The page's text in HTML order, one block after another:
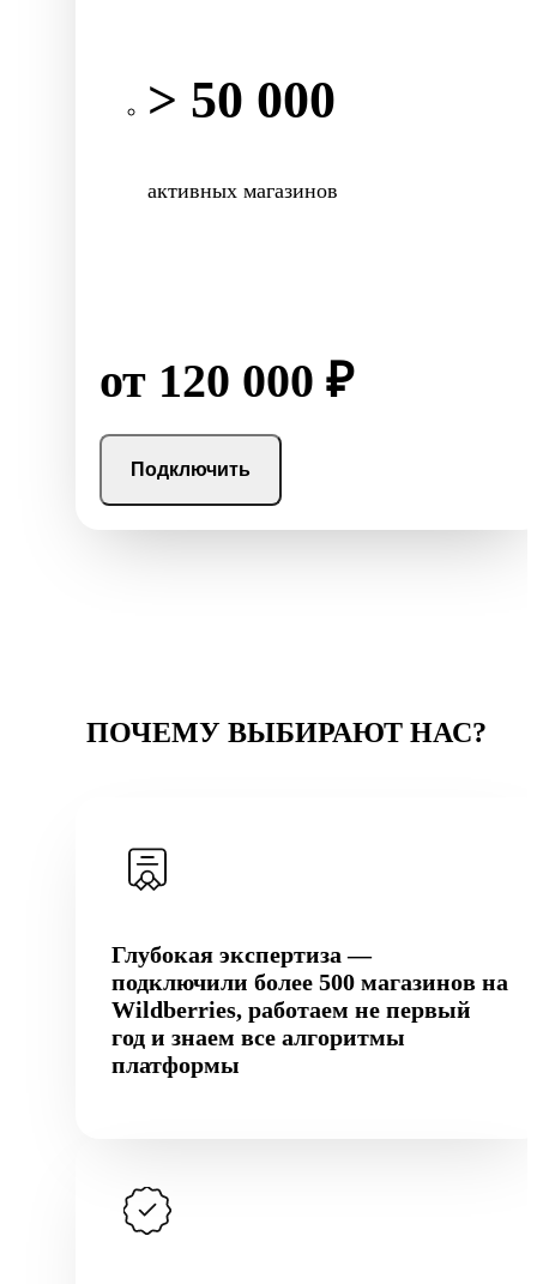
> 50 000
активных магазинов
от 120 000 ₽
Подключить
ПОЧЕМУ ВЫБИРАЮТ НАС?
Глубокая экспертиза —
подключили более 500 магазинов на
Wildberries, работаем не первый
год и знаем все алгоритмы
платформы